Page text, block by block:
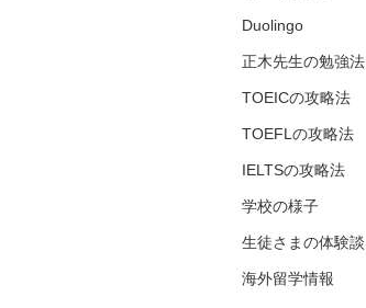
Duolingo
正木先生の勉強法
TOEICの攻略法
TOEFLの攻略法
IELTSの攻略法
学校の様子
生徒さまの体験談
海外留学情報